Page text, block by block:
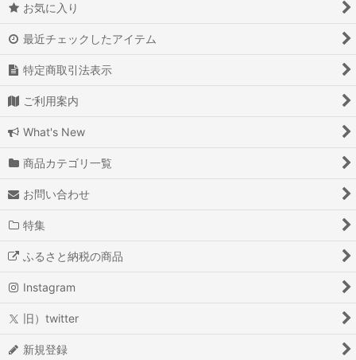
お気に入り
最近チェックしたアイテム
特定商取引法表示
ご利用案内
What's New
商品カテゴリ一覧
お問い合わせ
特集
ふるさと納税の商品
Instagram
旧）twitter
新規登録